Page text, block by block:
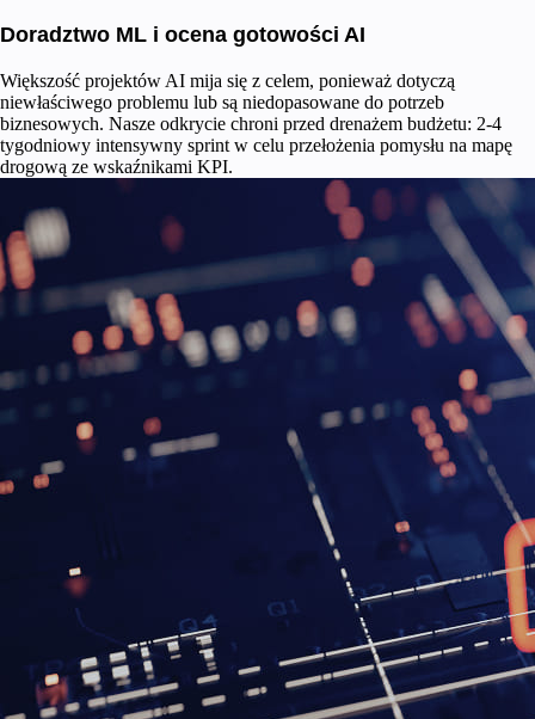
Doradztwo ML i ocena gotowości AI
Większość projektów AI mija się z celem, ponieważ dotyczą
niewłaściwego problemu lub są niedopasowane do potrzeb
biznesowych. Nasze odkrycie chroni przed drenażem budżetu: 2-4
tygodniowy intensywny sprint w celu przełożenia pomysłu na mapę
drogową ze wskaźnikami KPI.